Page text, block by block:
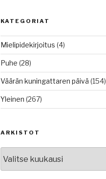
KATEGORIAT
Mielipidekirjoitus (4)
Puhe (28)
Väärän kuningattaren päivä (154)
Yleinen (267)
ARKISTOT